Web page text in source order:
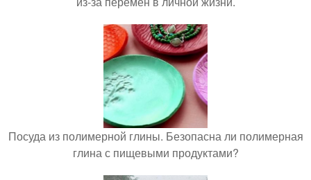
Посуда из полимерной глины. Безопасна ли полимерная
глина с пищевыми продуктами?